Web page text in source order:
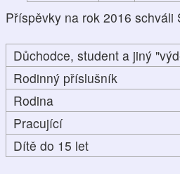
Příspěvky na rok 2016
Důchodce, student a jiný
Rodinný příslušník
Rodina
Pracující
Dítě do 15 let